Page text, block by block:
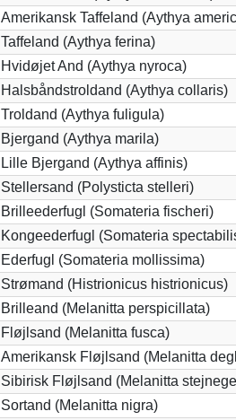
Amerikansk Taffeland (Aythya
Taffeland (Aythya ferina)
Hvidøjet And (Aythya nyroca)
Halsbåndstroldand (Aythya collaris)
Troldand (Aythya fuligula)
Bjergand (Aythya marila)
Lille Bjergand (Aythya affinis)
Stellersand (Polysticta stelleri)
Brilleederfugl (Somateria fischeri)
Kongeederfugl (Somateria
Ederfugl (Somateria mollissima)
Strømand (Histrionicus histrionicus)
Brilleand (Melanitta perspicillata)
Fløjlsand (Melanitta fusca)
Amerikansk Fløjlsand (Melanitta
Sibirisk Fløjlsand (Melanitta
Sortand (Melanitta nigra)